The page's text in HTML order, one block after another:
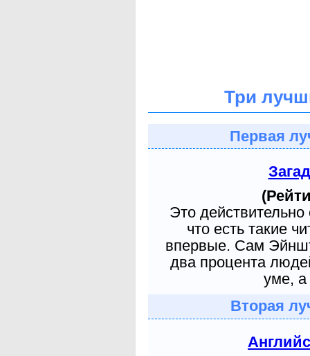
Три
Первая
Это
что есть такие
впервые. Сам
два процента
уме, а
Вторая